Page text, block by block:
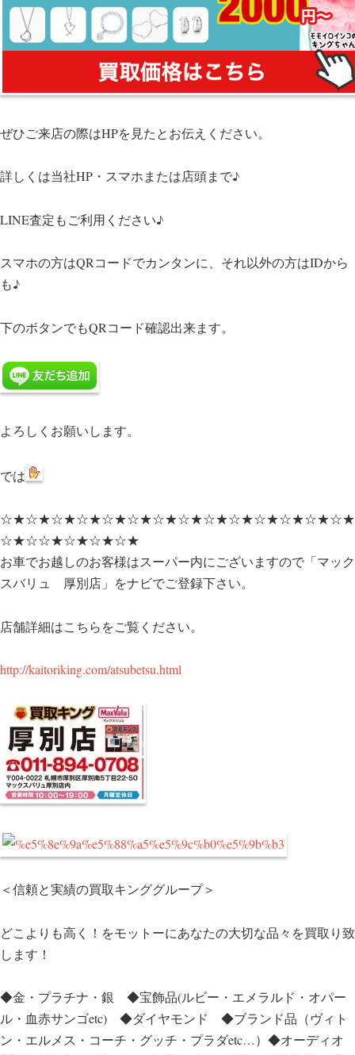
ぜひご来店の際はHPを見たとお伝えください。
詳しくは当社HP・スマホまたは店頭まで♪
LINE査定もご利用ください♪
スマホの方はQRコードでカンタンに、それ以外の方はIDから
も♪
下のボタンでもQRコード確認出来ます。
よろしくお願いします。
では
☆★☆★☆★☆★☆★☆★☆★☆★☆★☆★☆★☆★☆★☆★
☆★☆☆★☆★☆★☆★
お車でお越しのお客様はスーパー内にございますので「マック
スバリュ 厚別店」をナビでご登録下さい。
店舗詳細はこちらをご覧ください。
http://kaitoriking.com/atsubetsu.html
＜信頼と実績の買取キンググループ＞
どこよりも高く！をモットーにあなたの大切な品々を買取り致
します！
◆金・プラチナ・銀 ◆宝飾品(ルビー・エメラルド・オパー
ル・血赤サンゴetc) ◆ダイヤモンド ◆ブランド品（ヴィト
ン・エルメス・コーチ・グッチ・プラダetc…）◆オーディオ